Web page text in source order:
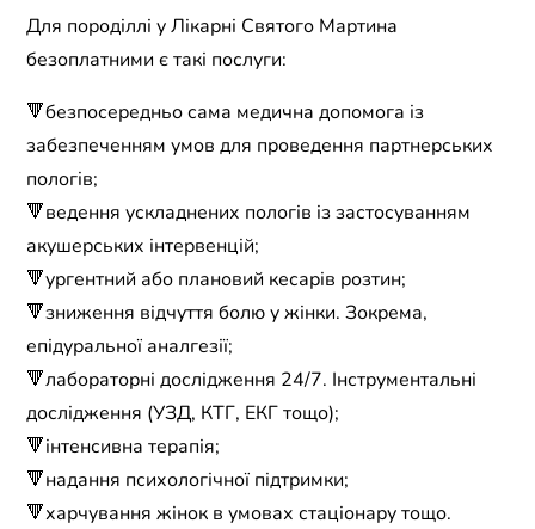
Для породіллі у Лікарні Святого Мартина
безоплатними є такі послуги:
🔻безпосередньо сама медична допомога із
забезпеченням умов для проведення партнерських
пологів;
🔻ведення ускладнених пологів із застосуванням
акушерських інтервенцій;
🔻ургентний або плановий кесарів розтин;
🔻зниження відчуття болю у жінки. Зокрема,
епідуральної аналгезії;
🔻лабораторні дослідження 24/7. Інструментальні
дослідження (УЗД, КТГ, ЕКГ тощо);
🔻інтенсивна терапія;
🔻надання психологічної підтримки;
🔻харчування жінок в умовах стаціонару тощо.